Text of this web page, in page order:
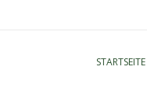
STARTSEITE